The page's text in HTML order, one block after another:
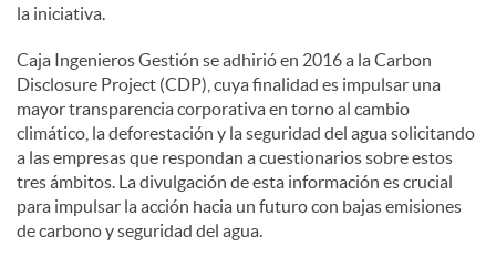
la iniciativa.
Caja Ingenieros Gestión se adhirió en 2016 a la Carbon
Disclosure Project (CDP), cuya finalidad es impulsar una
mayor transparencia corporativa en torno al cambio
climático, la deforestación y la seguridad del agua solicitando
a las empresas que respondan a cuestionarios sobre estos
tres ámbitos. La divulgación de esta información es crucial
para impulsar la acción hacia un futuro con bajas emisiones
de carbono y seguridad del agua.